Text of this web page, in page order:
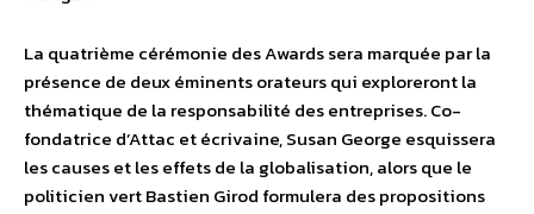
La quatrième cérémonie des Awards sera marquée par la
présence de deux éminents orateurs qui exploreront la
thématique de la responsabilité des entreprises. Co-
fondatrice d’Attac et écrivaine, Susan George esquissera
les causes et les effets de la globalisation, alors que le
politicien vert Bastien Girod formulera des propositions